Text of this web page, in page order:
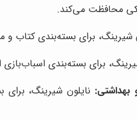
محافظت می‌کند.
شیرینگ، برای بسته‌بندی کتاب و
برای بسته‌بندی
نایلون شیرینگ،